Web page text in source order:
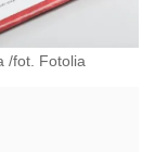
/fot. Fotolia